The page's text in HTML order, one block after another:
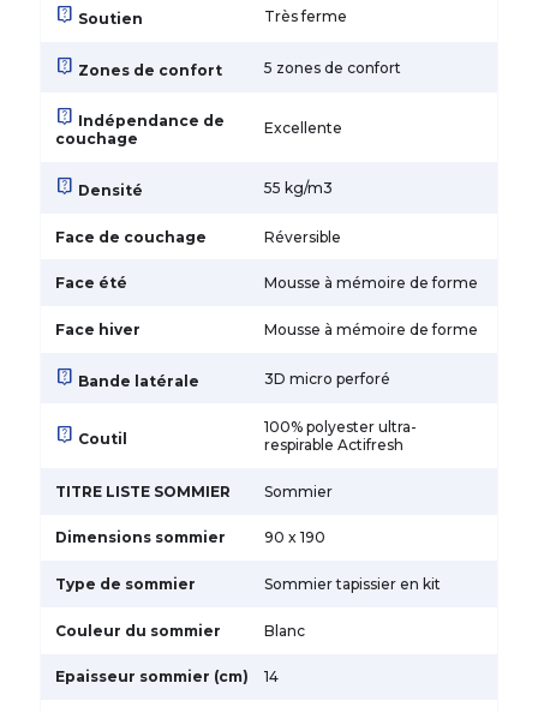
live_help Soutien Très ferme
live_help Zones de confort 5 zones de confort
live_help Indépendance de
couchage
Excellente
live_help Densité 55 kg/m3
Face de couchage Réversible
Face été Mousse à mémoire de forme
Face hiver Mousse à mémoire de forme
live_help Bande latérale 3D micro perforé
live_help Coutil
100% polyester ultra-
respirable Actifresh
TITRE LISTE SOMMIER Sommier
Dimensions sommier 90 x 190
Type de sommier Sommier tapissier en kit
Couleur du sommier Blanc
Epaisseur sommier (cm) 14